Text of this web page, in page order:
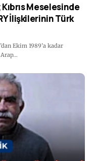
Meselesinde
İlişkilerinin Türk
Ekim 1989’a kadar